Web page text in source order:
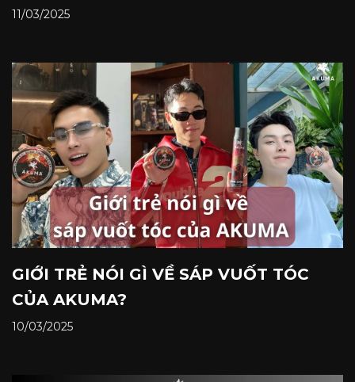
11/03/2025
GIỚI TRẺ NÓI GÌ VỀ SÁP VUỐT TÓC
CỦA AKUMA?
10/03/2025